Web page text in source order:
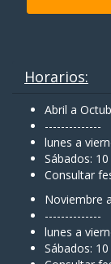
Horarios:
Abril a
--------------
lunes a
Sábados:
Consultar
Noviembre
--------------
lunes a
Sábados: